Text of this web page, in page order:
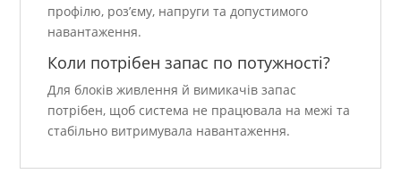
профілю, роз’єму, напруги та допустимого
навантаження.
Коли потрібен запас по потужності?
Для блоків живлення й вимикачів запас
потрібен, щоб система не працювала на межі та
стабільно витримувала навантаження.